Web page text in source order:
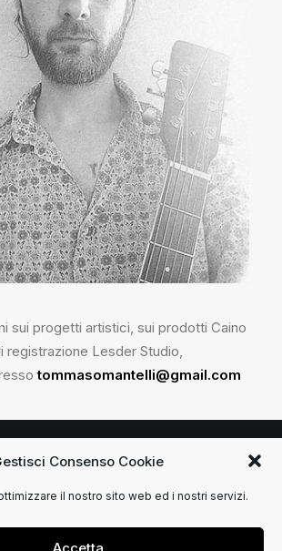
Consenso Cookie
il nostro sito web ed i nostri servizi.
Accetta
sui progetti artistici, sui prodotti Caino
registrazione Lesder Studio,
tommasomantelli@gmail.com
DSGN